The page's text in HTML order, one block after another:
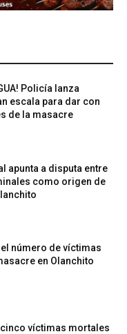
Policía lanza
escala para dar con
de la masacre
apunta a disputa entre
como origen de
número de víctimas
en Olanchito
cinco víctimas mortales